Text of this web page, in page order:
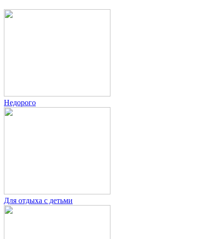
Недорого
Для отдыха с детьми